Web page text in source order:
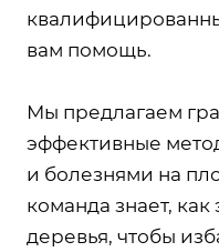
вам помощь.
Мы предлагаем
эффективные
и болезнями на
команда знает,
деревья, чтобы